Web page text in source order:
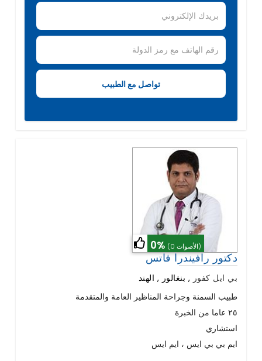
0% (0 الأصوات)
دكتور رافيندرا فاتس
بي ايل كفور , بنغالور , الهند
طبيب السمنة وجراحة المناظير العامة والمتقدمة
٢٥ عاما من الخبرة
استشاري
ايم بي بي ايس ، ايم ايس